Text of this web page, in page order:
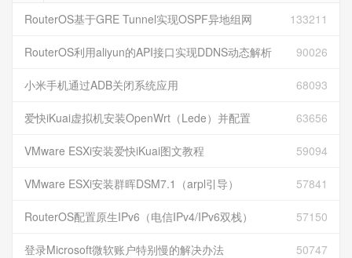
133211
RouterOS基于GRE Tunnel实现OSPF异地组网
90026
RouterOS利用aliyun的API接口实现DDNS动态解析
68093
小米手机通过ADB关闭系统应用
63656
爱快iKuai虚拟机安装OpenWrt（Lede）并配置
59094
VMware ESXi安装爱快iKuai图文教程
57841
VMware ESXi安装群晖DSM7.1（arpl引导）
57150
RouterOS配置原生IPv6（电信IPv4/IPv6双栈）
50747
登录Microsoft微软账户特别慢的解决办法